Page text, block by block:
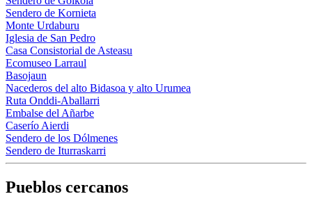
Sendero de Kornieta
Monte Urdaburu
Iglesia de San Pedro
Casa Consistorial de Asteasu
Ecomuseo Larraul
Basojaun
Nacederos del alto Bidasoa y alto Urumea
Ruta Onddi-Aballarri
Embalse del Añarbe
Caserío Aierdi
Sendero de los Dólmenes
Sendero de Iturraskarri
Pueblos cercanos